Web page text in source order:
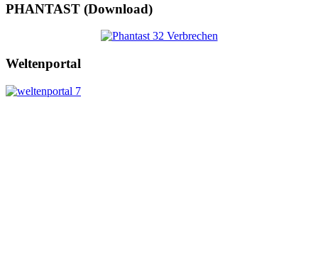
PHANTAST (Download)
Weltenportal